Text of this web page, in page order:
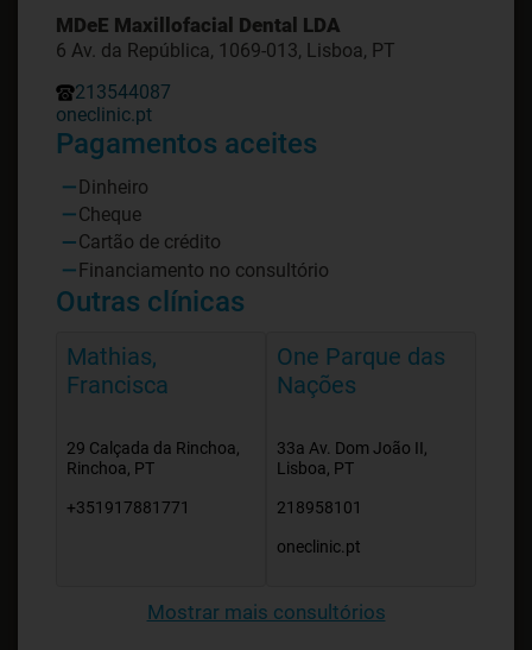
MDeE Maxillofacial Dental LDA
6 Av. da República, 1069-013, Lisboa, PT
213544087
oneclinic.pt
Pagamentos aceites
Dinheiro
Cheque
Cartão de crédito
Financiamento no consultório
Outras clínicas
Mathias,
Francisca
29 Calçada da Rinchoa,
Rinchoa, PT
+351917881771
One Parque das
Nações
33a Av. Dom João II,
Lisboa, PT
218958101
oneclinic.pt
Mostrar mais consultórios